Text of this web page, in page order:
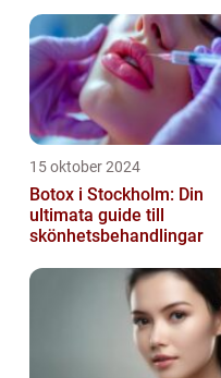
15 oktober 2024
Botox i Stockholm: Din
ultimata guide till
skönhetsbehandlingar